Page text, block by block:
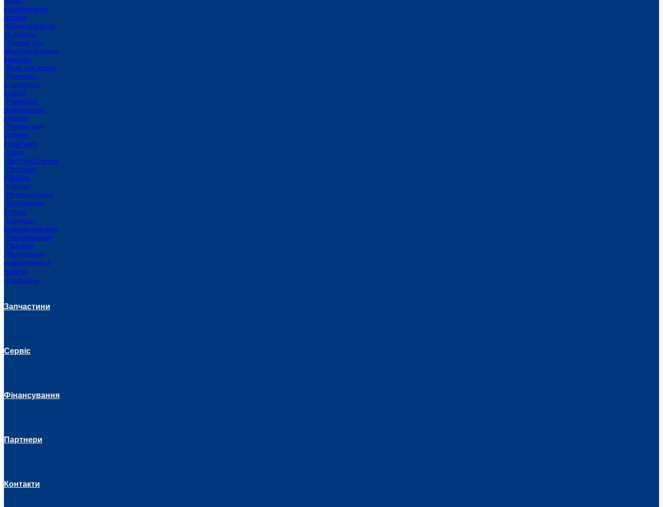
напівпричепи
Атлант
Бочки для води
та добрив
Техніка для
зберігання зерна
в мішках
Візки для жаток
Розчинно-
заправочні
станції
Розкидачі
мінеральних
добрив
Техніка для
соломи
FreeFarm
Dawn
360 Yield Center
Precision
Planting
Montag
Розчинні вузли
Картування
Pronar
Бункери-
перевантажувачі
Гноєрозкидачі
Причепи
Фронтальні
навантажувачі
Baural
Комбайни
Запчастини
Сервіс
Фінансування
Партнери
Контакти